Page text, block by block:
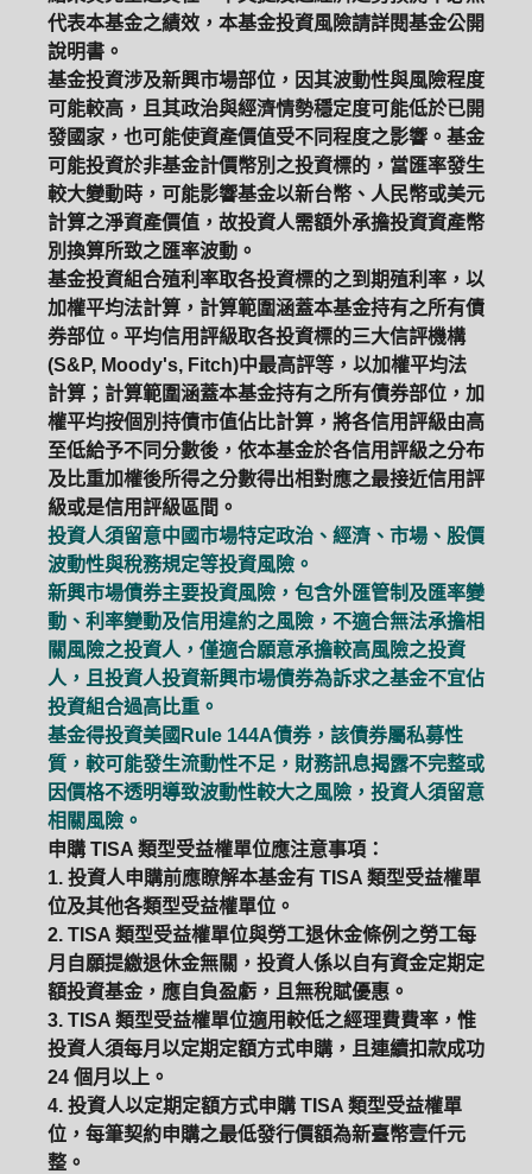
代表本基金之績效，本基金投資風險請詳閱基金公開
說明書。
基金投資涉及新興市場部位，因其波動性與風險程度
可能較高，且其政治與經濟情勢穩定度可能低於已開
發國家，也可能使資產價值受不同程度之影響。基金
可能投資於非基金計價幣別之投資標的，當匯率發生
較大變動時，可能影響基金以新台幣、人民幣或美元
計算之淨資產價值，故投資人需額外承擔投資資產幣
別換算所致之匯率波動。
基金投資組合殖利率取各投資標的之到期殖利率，以
加權平均法計算，計算範圍涵蓋本基金持有之所有債
券部位。平均信用評級取各投資標的三大信評機構
(S&P, Moody's, Fitch)中最高評等，以加權平均法
計算；計算範圍涵蓋本基金持有之所有債券部位，加
權平均按個別持債市值佔比計算，將各信用評級由高
至低給予不同分數後，依本基金於各信用評級之分布
及比重加權後所得之分數得出相對應之最接近信用評
級或是信用評級區間。
投資人須留意中國市場特定政治、經濟、市場、股價
波動性與稅務規定等投資風險。
新興市場債券主要投資風險，包含外匯管制及匯率變
動、利率變動及信用違約之風險，不適合無法承擔相
關風險之投資人，僅適合願意承擔較高風險之投資
人，且投資人投資新興市場債券為訴求之基金不宜佔
投資組合過高比重。
基金得投資美國Rule 144A債券，該債券屬私募性
質，較可能發生流動性不足，財務訊息揭露不完整或
因價格不透明導致波動性較大之風險，投資人須留意
相關風險。
申購 TISA 類型受益權單位應注意事項：
1. 投資人申購前應瞭解本基金有 TISA 類型受益權單
位及其他各類型受益權單位。
2. TISA 類型受益權單位與勞工退休金條例之勞工每
月自願提繳退休金無關，投資人係以自有資金定期定
額投資基金，應自負盈虧，且無稅賦優惠。
3. TISA 類型受益權單位適用較低之經理費費率，惟
投資人須每月以定期定額方式申購，且連續扣款成功
24 個月以上。
4. 投資人以定期定額方式申購 TISA 類型受益權單
位，每筆契約申購之最低發行價額為新臺幣壹仟元
整。